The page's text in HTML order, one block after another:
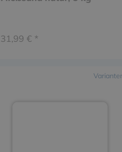
31,99 € *